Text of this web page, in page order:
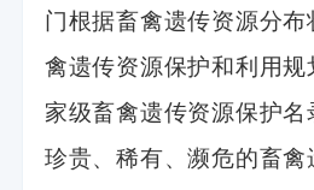
门根据畜禽遗传资源分
禽遗传资源保护和利用规
家级畜禽遗传资源保护
珍贵、稀有、濒危的畜禽